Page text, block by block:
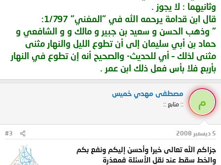
وثانيهما : لا يجوز .
قال ابن قدامة يرحمه الله في "المغني" 1/797:
" وذهب الحسن و سعيد بن جبير و مالك و و الشافعي و
حماد بن أبي سليمان إلى أن تطوع الليل والنهار مثنى
مثنى لذلك – أي للحديث- والصحيح أنه إن تطوع في النهار
بأربع فلا بأس فعل ذلك ابن عمر .
م
مصطفى مهدي خميس
:: متابع ::
5 ديسمبر 2008 #3
جزاكم الله تعالى خيرا وأحسن إليكم ونفع بكم
والخط سقط عند نقل الأسئلة فمعذرة